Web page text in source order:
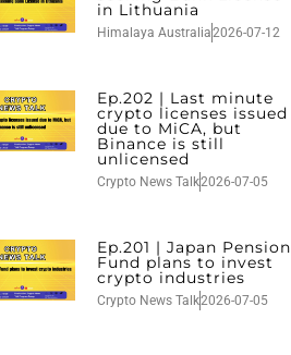
in Lithuania
Himalaya Australia2026-07-12
Ep.202 | Last minute
crypto licenses issued
due to MiCA, but
Binance is still
unlicensed
Crypto News Talk2026-07-05
Ep.201 | Japan Pension
Fund plans to invest
crypto industries
Crypto News Talk2026-07-05